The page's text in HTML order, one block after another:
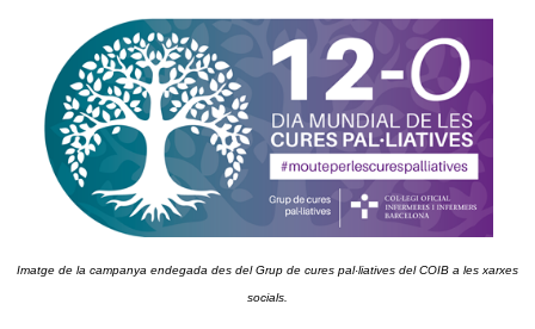
Imatge de la campanya endegada des del Grup de cures pal·liatives del COIB a les xarxes
socials.